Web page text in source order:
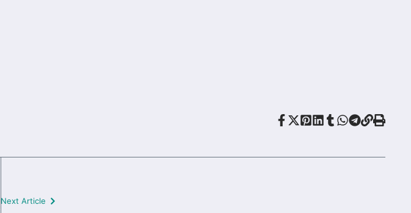
Next Article